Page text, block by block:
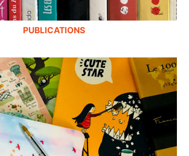
PUBLICATIONS